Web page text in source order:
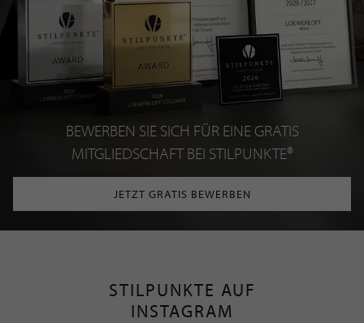
BEWERBEN SIE SICH FÜR EINE GRATIS
MITGLIEDSCHAFT BEI STILPUNKTE®
JETZT GRATIS BEWERBEN
STILPUNKTE AUF
INSTAGRAM